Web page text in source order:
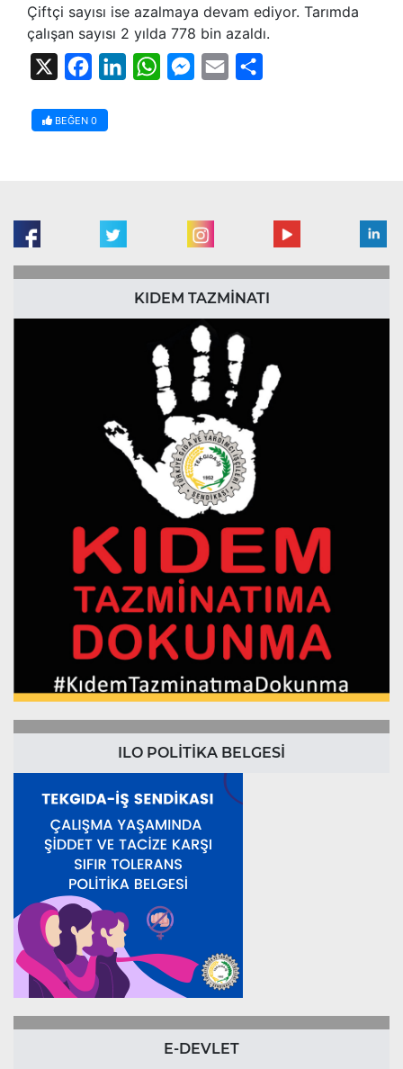
Çiftçi sayısı ise azalmaya devam ediyor. Tarımda
çalışan sayısı 2 yılda 778 bin azaldı.
FacebookLinkedInWhatsAppMessenger
Email
BEĞEN 0
KIDEM TAZMİNATI
ILO POLİTİKA BELGESİ
E-DEVLET